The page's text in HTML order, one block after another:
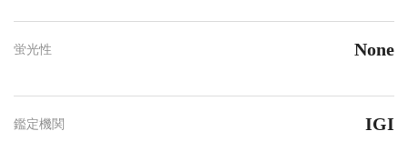
蛍光性 None
鑑定機関 IGI